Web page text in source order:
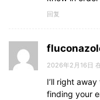
回复
2026年2月16日
I’ll right
finding your